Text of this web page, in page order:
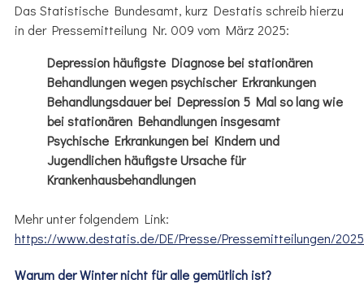
Das Statistische Bundesamt, kurz Destatis schreib hierzu
in der Pressemitteilung Nr. 009 vom März 2025:
Depression häufigste Diagnose bei stationären
Behandlungen wegen psychischer Erkrankungen
Behandlungsdauer bei Depression 5 Mal so lang wie
bei stationären Behandlungen insgesamt
Psychische Erkrankungen bei Kindern und
Jugendlichen häufigste Ursache für
Krankenhausbehandlungen
Mehr unter folgendem Link:
https://www.destatis.de/DE/Presse/Pressemitteilungen/
Warum der Winter nicht für alle gemütlich ist?